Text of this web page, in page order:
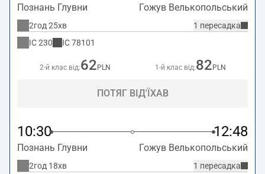
Познань Глувни Гожув Велькопольський
1 пересадка
2год 25хв
IC230 IC78101
2-й клас від:62 PLN 1-й клас від:82 PLN
ПОТЯГ ВІД'ЇХАВ
10:30 12:48
Познань Глувни Гожув Велькопольський
1 пересадка
2год 18хв